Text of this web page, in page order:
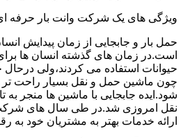
ویژگی های یک شرکت وانت بار حرفه
حمل بار و جابجایی از زمان پیدایش
است.در زمان های گذشته انسان ها
حیوانات استفاده می کردند،ولی درحال
چون ماشین حمل و نقل بسیار راحت تر
شود.ایده جابجایی با ماشین ها منجر
نقل امروزی شد.در طی سال های شرکت
ارائه خدمات بهتر به مشتریان خود به